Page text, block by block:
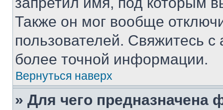
Также он мог вообще
пользователей. Свяжитесь
более точной информации.
Вернуться наверх
» Для чего предназначена